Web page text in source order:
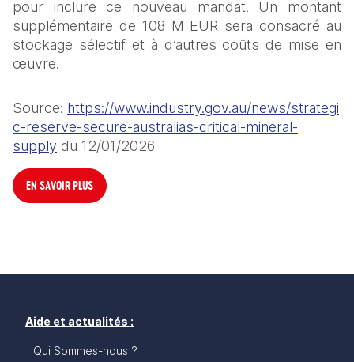
pour inclure ce nouveau mandat. Un montant
supplémentaire de 108 M EUR sera consacré au
stockage sélectif et à d’autres coûts de mise en
œuvre.
Source: https://www.industry.gov.au/news/strategi
c-reserve-secure-australias-critical-mineral-
supply du 12/01/2026
EN SAVOIR PLUS
Aide et actualités :
Qui Sommes-nous ?